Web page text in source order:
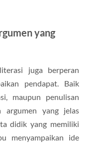
yang
juga berperan
pendapat. Baik
maupun penulisan
argumen yang jelas
didik yang memiliki
menyampaikan ide